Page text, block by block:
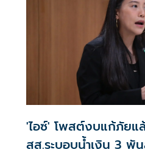
บาท ตามที่กระทรวงยุติธรรม โด
ป้องกันและปราบปรามยาเสพติ
'ไอซ์' โพสต์งบแก้ภัย
สส.ระบอบน้ำเงิน 3 พั